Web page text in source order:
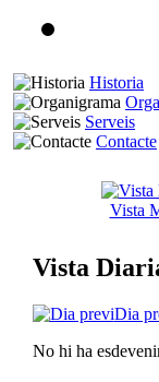
Historia
Serveis
Contacte
Vista
Vista
Dia
No hi ha